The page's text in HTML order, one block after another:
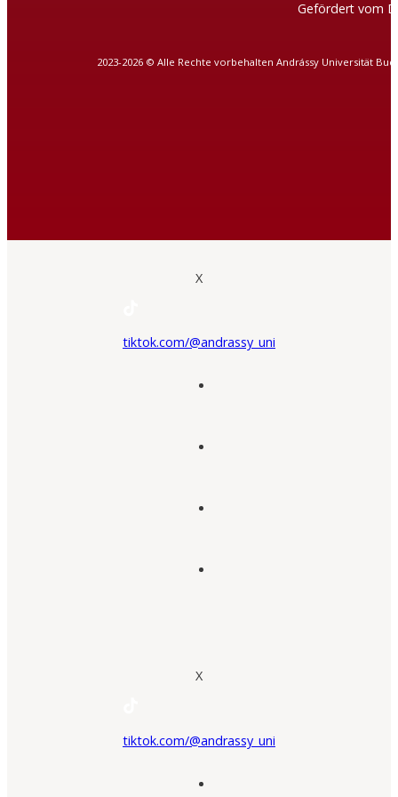
Gefördert vom
2023-2026 © Alle Rechte vorbehalten Andrássy Universität
X
tiktok.com/@andrassy_uni
X
tiktok.com/@andrassy_uni